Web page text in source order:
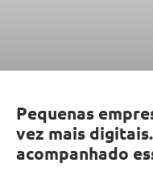
Pequenas
vez mais
acompanhado